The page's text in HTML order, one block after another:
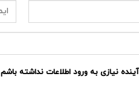
نیازی به ورود اطلاعات نداشته باشم